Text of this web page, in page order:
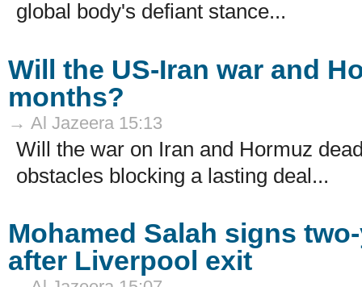
global body's defiant stance...
Will the US-Iran war and
months?
→ Al Jazeera 15:13
Will the war on Iran and Hormuz
obstacles blocking a lasting deal...
Mohamed Salah signs
after Liverpool exit